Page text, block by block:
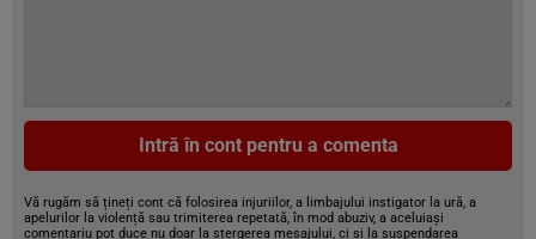
Intră în cont pentru a comenta
Vă rugăm să țineți cont că folosirea injuriilor, a limbajului instigator la ură, a
apelurilor la violență sau trimiterea repetată, în mod abuziv, a aceluiași
comentariu pot duce nu doar la ștergerea mesajului, ci și la suspendarea